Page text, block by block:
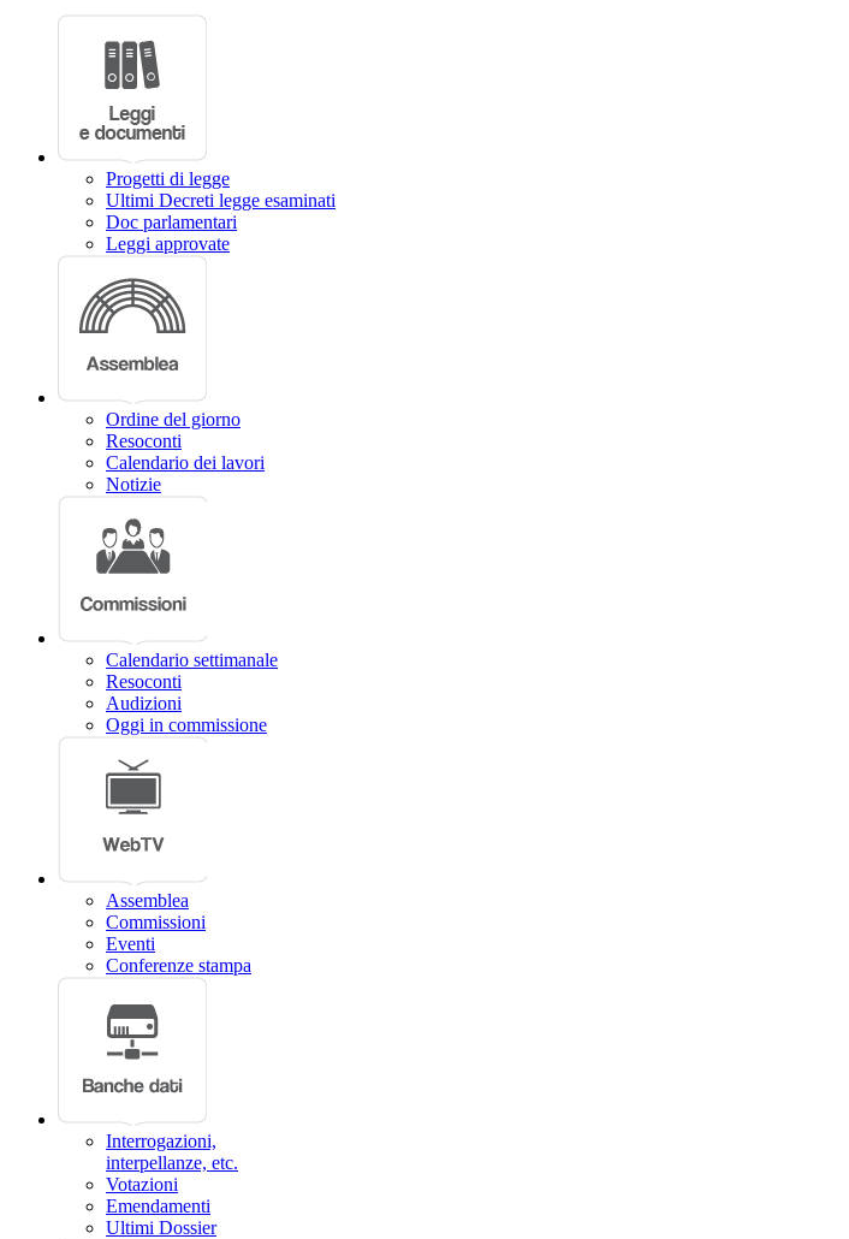
Progetti di legge
Ultimi Decreti legge esaminati
Doc parlamentari
Leggi approvate
Ordine del giorno
Resoconti
Calendario dei lavori
Notizie
Calendario settimanale
Resoconti
Audizioni
Oggi in commissione
Assemblea
Commissioni
Eventi
Conferenze stampa
Interrogazioni,
interpellanze, etc.
Votazioni
Emendamenti
Ultimi Dossier